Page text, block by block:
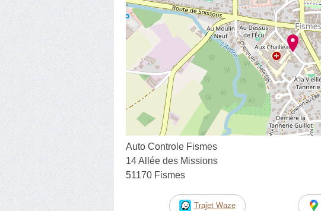
Auto Controle Fismes
14 Allée des Missions
51170 Fismes
Trajet Waze